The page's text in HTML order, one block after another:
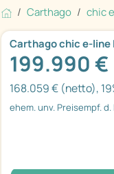
Carthago chic
Carthago chic e-line I
199.990 €
168.059 € (netto),
ehem. unv. Preisempf. d.